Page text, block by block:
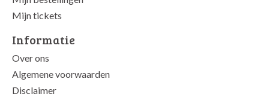
Mijn tickets
Informatie
Over ons
Algemene voorwaarden
Disclaimer